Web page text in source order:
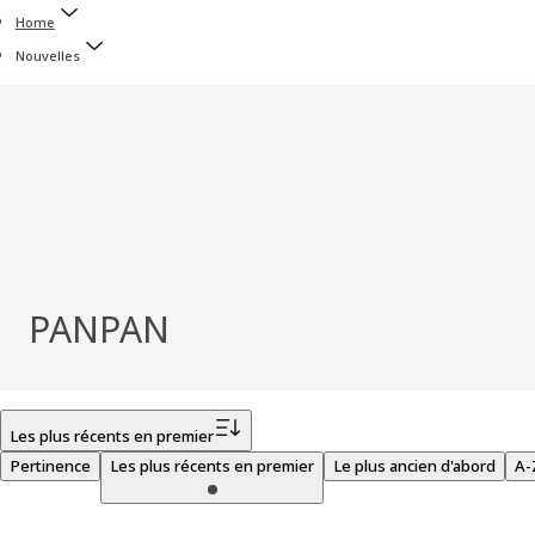
Home
Nouvelles
PANPAN
Les plus récents en premier
Pertinence
Les plus récents en premier Le plus ancien d'abord A-